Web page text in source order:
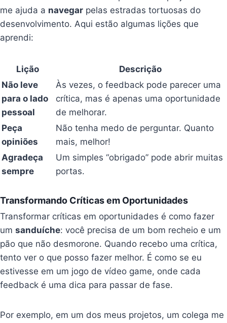
me ajuda a navegar pelas estradas tortuosas do
desenvolvimento. Aqui estão algumas lições que
aprendi:
Lição
Descrição
Não leve
para o lado
pessoal
Às vezes, o feedback pode parecer uma
crítica, mas é apenas uma oportunidade
de melhorar.
Peça
opiniões
Não tenha medo de perguntar. Quanto
mais, melhor!
Agradeça
sempre
Um simples “obrigado” pode abrir muitas
portas.
Transformando Críticas em Oportunidades
Transformar críticas em oportunidades é como fazer
umsanduíche: você precisa de um bom recheio e um
pão que não desmorone. Quando recebo uma crítica,
tento ver o que posso fazer melhor. É como se eu
estivesse em um jogo de vídeo game, onde cada
feedback é uma dica para passar de fase.
Por exemplo, em um dos meus projetos, um colega me